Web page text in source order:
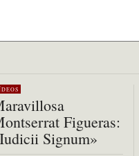
Figueras:
Signum»